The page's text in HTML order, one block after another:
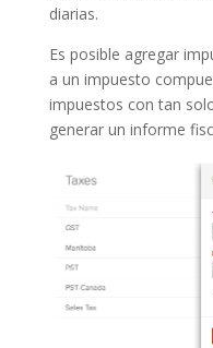
diarias.
Es posible agregar
a un impuesto
impuestos con tan
generar un informe